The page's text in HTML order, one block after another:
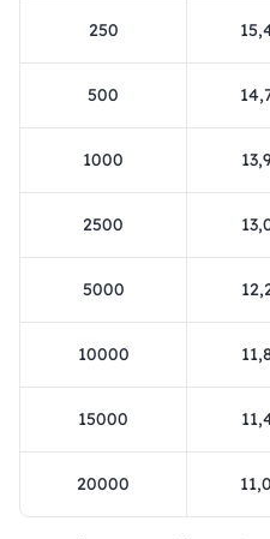
250
500
1000
2500
5000
10000
15000
20000